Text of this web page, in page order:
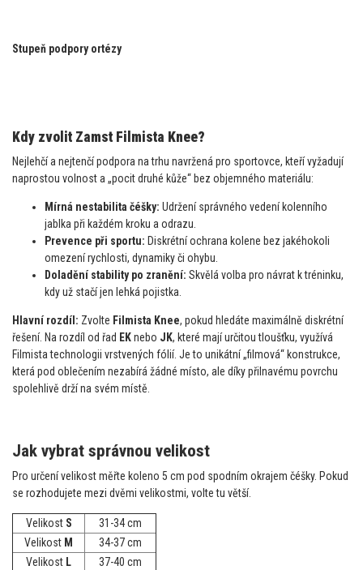
Stupeň podpory ortézy
Kdy zvolit Zamst Filmista Knee?
Nejlehčí a nejtenčí podpora na trhu navržená pro sportovce, kteří vyžadují
naprostou volnost a „pocit druhé kůže“ bez objemného materiálu:
Mírná nestabilita čéšky: Udržení správného vedení kolenního
jablka při každém kroku a odrazu.
Prevence při sportu: Diskrétní ochrana kolene bez jakéhokoli
omezení rychlosti, dynamiky či ohybu.
Doladění stability po zranění: Skvělá volba pro návrat k tréninku,
kdy už stačí jen lehká pojistka.
Hlavní rozdíl: Zvolte Filmista Knee, pokud hledáte maximálně diskrétní
řešení. Na rozdíl od řad EKnebo JK, které mají určitou tloušťku, využívá
Filmista technologii vrstvených fólií. Je to unikátní „filmová“ konstrukce,
která pod oblečením nezabírá žádné místo, ale díky přilnavému povrchu
spolehlivě drží na svém místě.
Jak vybrat správnou velikost
Pro určení velikost měřte koleno 5 cm pod spodním okrajem čéšky. Pokud
se rozhodujete mezi dvěmi velikostmi, volte tu větší.
VelikostS
31-34 cm
Velikost M
34-37 cm
Velikost L 37-40 cm